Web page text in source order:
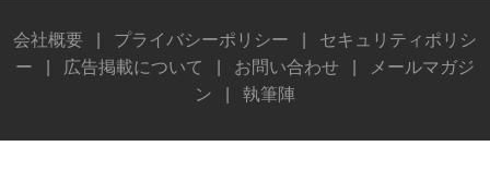
会社概要 プライバシーポリシー
セキュリティポリシ
ー
広告掲載について お問い合わせ
メールマガジ
ン
執筆陣